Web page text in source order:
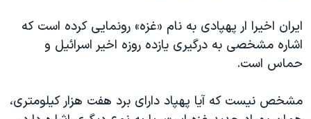
ایران اخیرا ار پهپادی به نام «غزه» رونمایی کرده است که‌
اشاره مشخصی به درگیری یازده روزه اخیر اسرائیل و
حماس است.
مشخص نیست که آیا پهپاد دارای برد هفت هزار کیلومتری،